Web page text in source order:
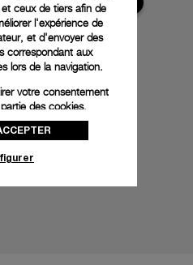
ceux de tiers afin de
l'expérience de
et d'envoyer des
correspondant aux
lors de la navigation.
votre consentement
des cookies,
» ou consultez notre
pour obtenir plus
pour l’utilisation